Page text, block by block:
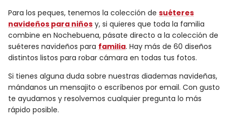
Para los peques, tenemos la colección de suéteres
navideños para niños y, si quieres que toda la familia
combine en Nochebuena, pásate directo a la colección de
suéteres navideños para familia. Hay más de 60 diseños
distintos listos para robar cámara en todas tus fotos.
Si tienes alguna duda sobre nuestras diademas navideñas,
mándanos un mensajito o escríbenos por email. Con gusto
te ayudamos y resolvemos cualquier pregunta lo más
rápido posible.